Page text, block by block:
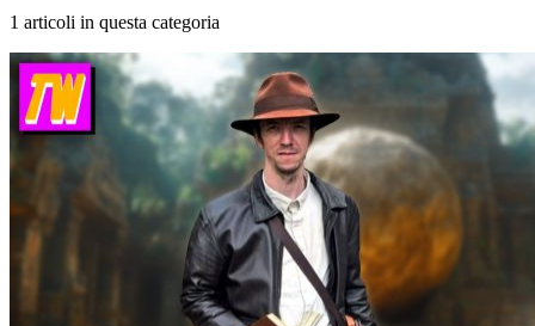
1 articoli in questa categoria